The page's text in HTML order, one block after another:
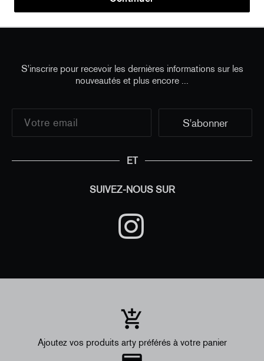
poster)
S'inscrire pour recevoir les dernières informations sur les
nouveautés et plus encore ...
ET
SUIVEZ-NOUS SUR
Ajoutez vos produits arty préférés à votre panier